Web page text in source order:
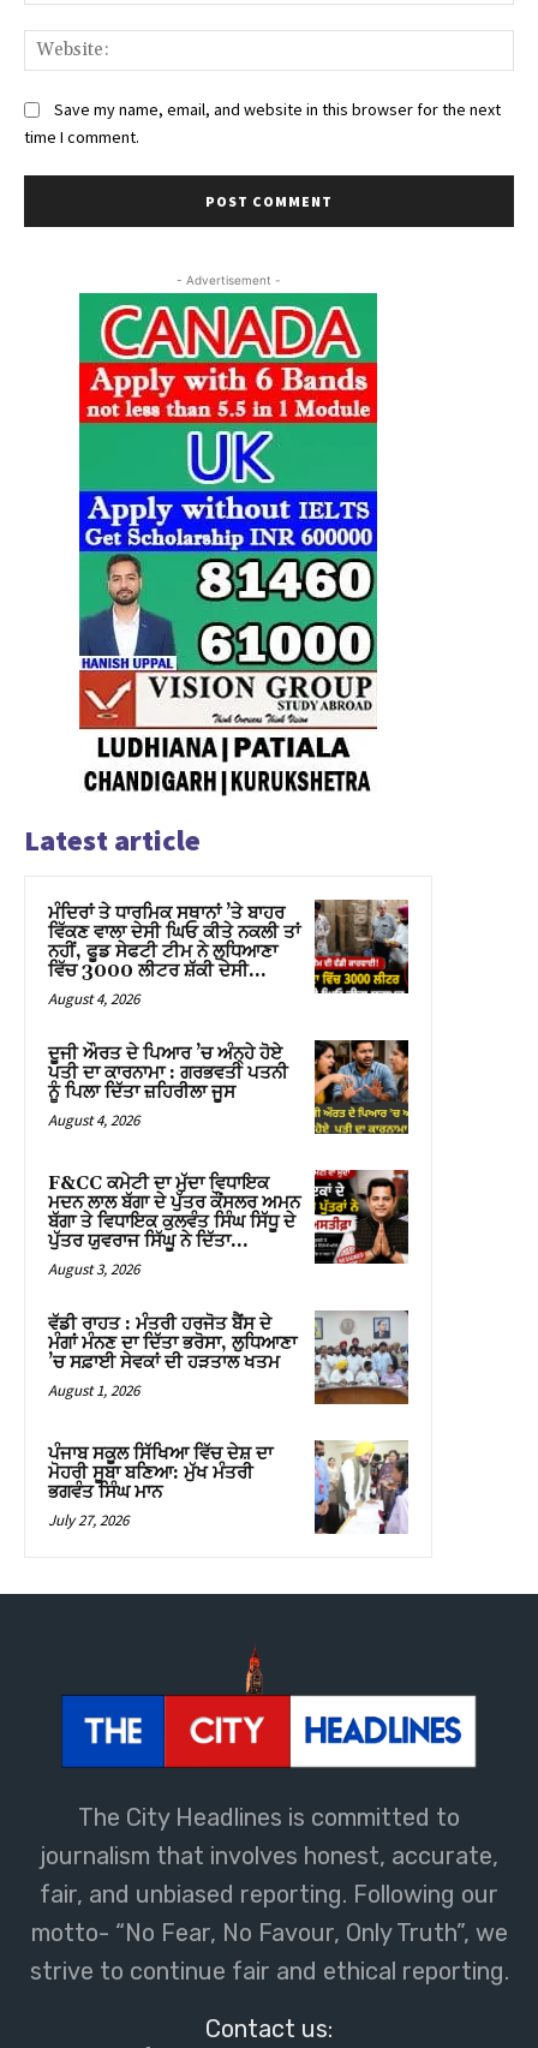
The City Headlines is committed to
journalism that involves honest, accurate,
fair, and unbiased reporting. Following our
motto- “No Fear, No Favour, Only Truth”, we
strive to continue fair and ethical reporting.
Contact us: